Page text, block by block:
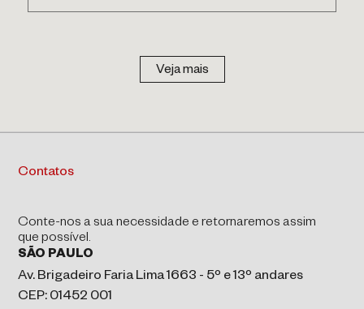
Veja mais
Contatos
Conte-nos a sua necessidade e retornaremos assim
que possível.
SÃO PAULO
Av. Brigadeiro Faria Lima 1663 - 5º e 13º andares
CEP: 01452 001